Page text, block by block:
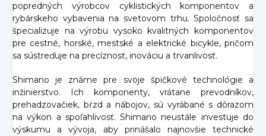
popredných výrobcov cyklistických komponentov a
rybárskeho vybavenia na svetovom trhu. Spoločnosť sa
špecializuje na výrobu vysoko kvalitných komponentov
pre cestné, horské, mestské a elektrické bicykle, pričom
sa sústreďuje na precíznosť, inováciu a trvanlivosť.
Shimano je známe pre svoje špičkové technológie a
inžinierstvo. Ich komponenty, vrátane prevodníkov,
prehadzovačiek, bŕzd a nábojov, sú vyrábané s dôrazom
na výkon a spoľahlivosť. Shimano neustále investuje do
výskumu a vývoja, aby prinášalo najnovšie technické